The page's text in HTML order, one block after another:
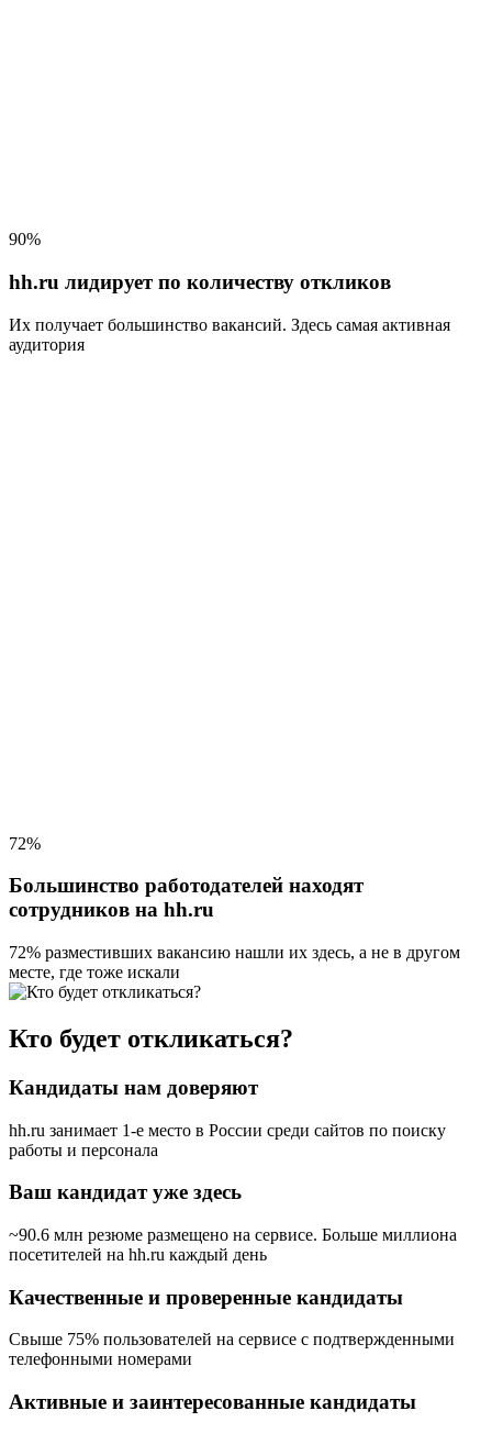
90%
hh.ru лидирует по количеству откликов
Их получает большинство вакансий. Здесь самая активная
аудитория
72%
Большинство работодателей находят
сотрудников на hh.ru
72% разместивших вакансию нашли их здесь, а не в другом
месте, где тоже искали
Кто будет откликаться?
Кандидаты нам доверяют
hh.ru занимает 1-е место в России среди сайтов по поиску
работы и персонала
Ваш кандидат уже здесь
~90.6 млн резюме размещено на сервисе. Больше миллиона
посетителей на hh.ru каждый день
Качественные и проверенные кандидаты
Свыше 75% пользователей на сервисе с подтвержденными
телефонными номерами
Активные и заинтересованные кандидаты